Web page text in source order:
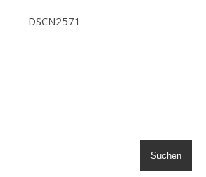
Suchen